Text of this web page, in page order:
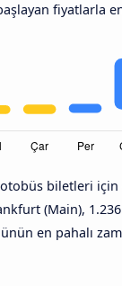
fiyatlarla
biletleri için
(Main),
en pahalı